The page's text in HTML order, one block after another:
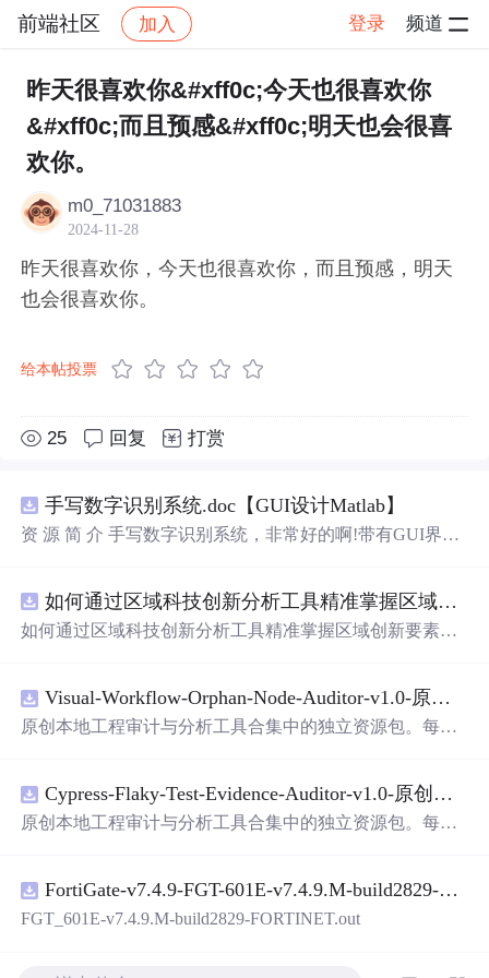
前端社区 加入 登录 频道
社区 前端社区 感慨 帖子详情
昨天很喜欢你&#xff0c;今天也很喜欢你
&#xff0c;而且预感&#xff0c;明天也会很喜
欢你。
m0_71031883
2024-11-28
昨天很喜欢你，今天也很喜欢你，而且预感，明天
也会很喜欢你。
给本帖投票
25 回复 打赏
手写数字识别系统.doc【GUI设计Matlab】
资 源 简 介 手写数字识别系统，非常好的啊!带有GUI界
带有直观的图形用户界面（GUI），非常容易使用。你只
需要将手写数字输入系统，它将立即给出准确的识别结
是一个非常方便和实用的工具，你一定会喜欢它的！
如何通过区域科技创新分析工具精准掌握区域创新要素分布与产业链融合现状？.docx
如何通过区域科技创新分析工具精准掌握区域创新要素分
Visual-Workflow-Orphan-Node-Auditor-v1.0-原创源码与文档.zip
原创本地工程审计与分析工具合集中的独立资源包。每个
README、运行说明、功能清单、MIT License及原创与授
权声明。解压后进入project目录，执行npm test验证算法，
目源码、Logo、官方截图、论文、生产日志或其他受限素
材。适合前端开发、AI应用工程、测试审计和课程实践。
Cypress-Flaky-Test-Evidence-Auditor-v1.0-原创源码与文档.zip
原创本地工程审计与分析工具合集中的独立资源包。每个
README、运行说明、功能清单、MIT License及原创与授
权声明。解压后进入project目录，执行npm test验证算法，
FortiGate-v7.4.9-FGT-601E-v7.4.9.M-build2829-FORTINET.out
FGT_601E-v7.4.9.M-build2829-FORTINET.out